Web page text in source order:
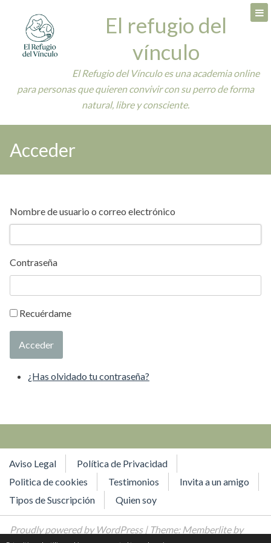
content
El refugio del
vínculo
El Refugio del Vínculo es una academia online
para personas que quieren convivir con su perro de forma
natural, libre y consciente.
Acceder
Nombre de usuario o correo electrónico
Contraseña
Recuérdame
Acceder
¿Has olvidado tu contraseña?
Aviso Legal
Política de Privacidad
Politica de cookies
Testimonios
Invita a un amigo
Tipos de Suscripción
Quien soy
Proudly powered by WordPress| Theme: Memberlite by